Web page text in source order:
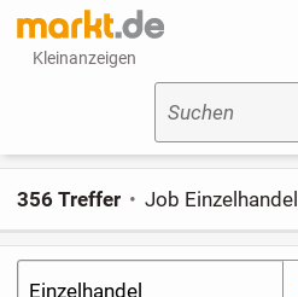
Kleinanzeigen
Suchen
Einzelhandel
356 Treffer Job Einzelhandel